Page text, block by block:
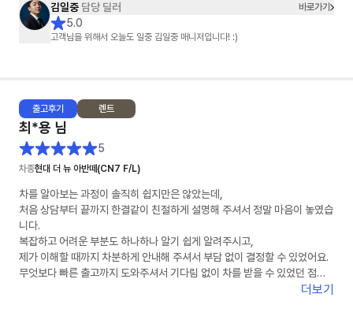
특히 김일중 담당자님께서 세심하게 챙겨주셔서 끝까지 안심하고 진행할 수
있었습니다. 다시 한 번 감사드립니다!
감사합니다 🙏
김일중 담당 딜러 바로가기
5.0
고객님을 위해서 오늘도 일중 김일중 매니저입니다! :)
출고후기 렌트
최*용 님
5
차종현대 더 뉴 아반떼(CN7 F/L)
차를 알아보는 과정이 솔직히 쉽지만은 않았는데,
처음 상담부터 끝까지 한결같이 친절하게 설명해 주셔서 정말 마음이 놓였습
니다.
복잡하고 어려운 부분도 하나하나 알기 쉽게 알려주시고,
제가 이해할 때까지 차분하게 안내해 주셔서 부담 없이 결정할 수 있었어요.
무엇보다 빠른 출고까지 도와주셔서 기다림 없이 차를 받을 수 있었던 점이
더보기